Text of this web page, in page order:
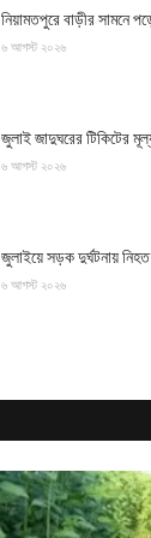
নিয়ামতপুরে বাড়ীর সামনে
৬ আগস্ট ২০২৬
জুলাই জাদুঘরের টিকিটের
৬ আগস্ট ২০২৬
জুলাইয়ে সড়ক দুর্ঘটনায়
৬ আগস্ট ২০২৬